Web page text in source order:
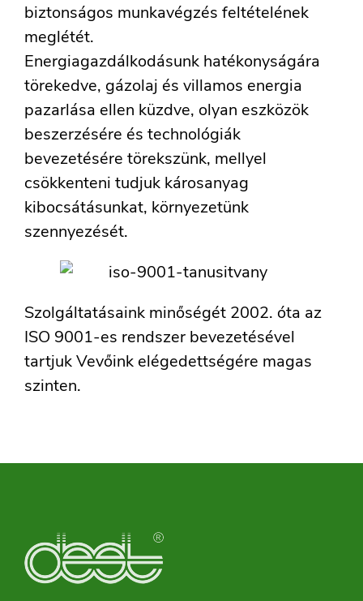
biztonságos munkavégzés feltételének
meglétét.
Energiagazdálkodásunk hatékonyságára
törekedve, gázolaj és villamos energia
pazarlása ellen küzdve, olyan eszközök
beszerzésére és technológiák
bevezetésére törekszünk, mellyel
csökkenteni tudjuk károsanyag
kibocsátásunkat, környezetünk
szennyezését.
Szolgáltatásaink minőségét 2002. óta az
ISO 9001-es rendszer bevezetésével
tartjuk Vevőink elégedettségére magas
szinten.